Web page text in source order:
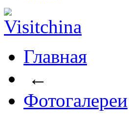
Главная
←
Фотогалереи